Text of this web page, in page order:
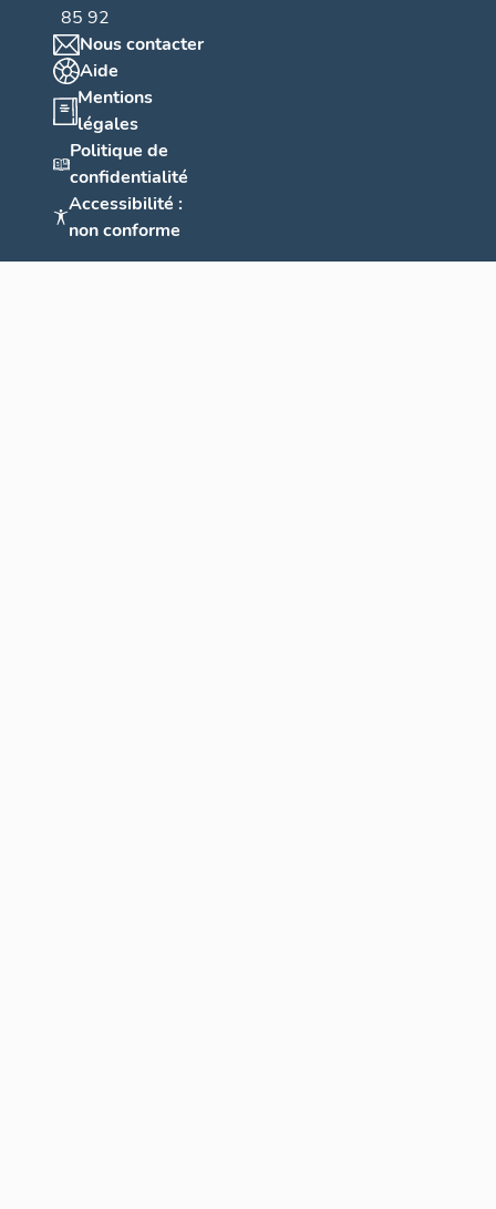
85 92
Nous contacter
Aide
Mentions
légales
Politique de
confidentialité
Accessibilité :
non conforme